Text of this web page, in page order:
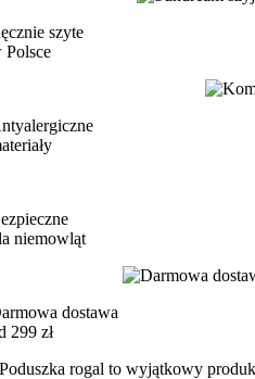
szyte
Polsce
niemowląt
dostawa
299 zł
Poduszka rogal to wyjątkowy